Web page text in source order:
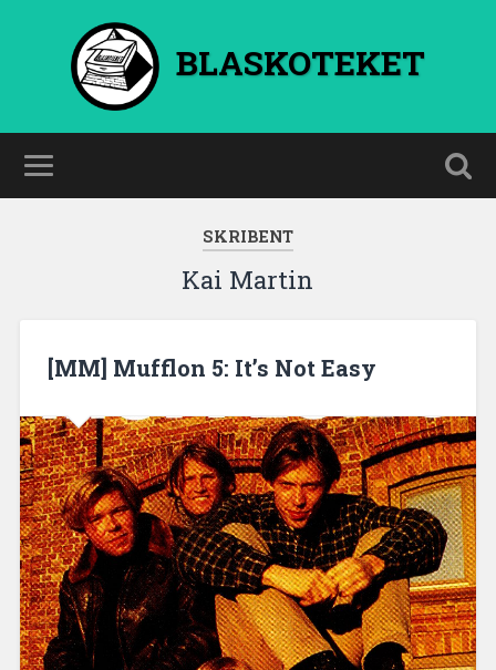
BLASKOTEKET
SKRIBENT
Kai Martin
[MM] Mufflon 5: It’s Not Easy